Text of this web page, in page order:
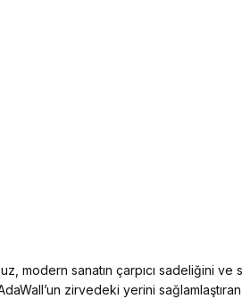
modern sanatın çarpıcı sadeliğini
zirvedeki yerini